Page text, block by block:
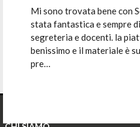
Mi sono trovata bene con
stata fantastica e sempre
segreteria e docenti. la
benissimo e il materiale è
pre…